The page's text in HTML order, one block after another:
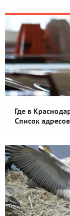
Где в
Список адресов